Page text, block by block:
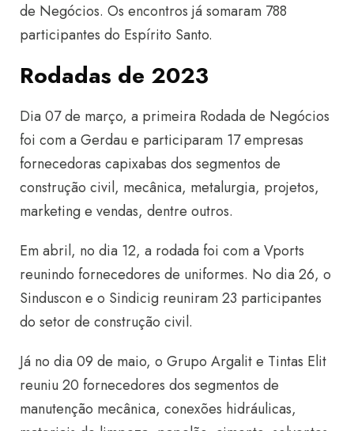
de Negócios. Os encontros já somaram 788
participantes do Espírito Santo.
Rodadas de 2023
Dia 07 de março, a primeira Rodada de Negócios
foi com a Gerdau e participaram 17 empresas
fornecedoras capixabas dos segmentos de
construção civil, mecânica, metalurgia, projetos,
marketing e vendas, dentre outros.
Em abril, no dia 12, a rodada foi com a Vports
reunindo fornecedores de uniformes. No dia 26, o
Sinduscon e o Sindicig reuniram 23 participantes
do setor de construção civil.
Já no dia 09 de maio, o Grupo Argalit e Tintas Elit
reuniu 20 fornecedores dos segmentos de
manutenção mecânica, conexões hidráulicas,